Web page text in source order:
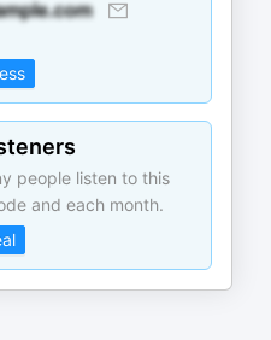
people listen to this
and each month.